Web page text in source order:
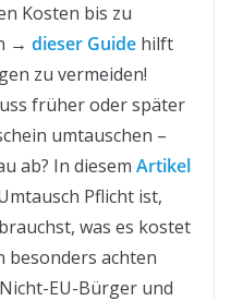
Kosten bis zu
→ dieser Guide hilft
zu vermeiden!
früher oder später
umtauschen –
ab? In diesem Artikel
Pflicht ist,
was es kostet
besonders achten
EU-Bürger und